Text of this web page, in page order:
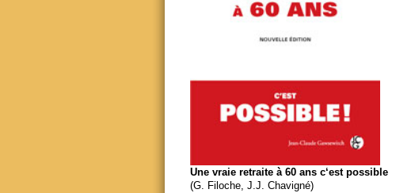
Une vraie retraite à 60 ans c‘est possible
(G. Filoche, J.J. Chavigné)